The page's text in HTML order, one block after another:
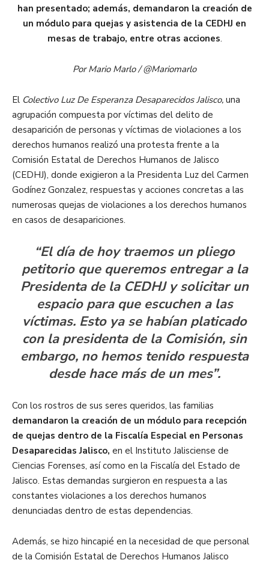
han presentado; además, demandaron la creación de
un módulo para quejas y asistencia de la CEDHJ en
mesas de trabajo, entre otras acciones.
Por Mario Marlo / @Mariomarlo
El Colectivo Luz De Esperanza Desaparecidos Jalisco, una
agrupación compuesta por víctimas del delito de
desaparición de personas y víctimas de violaciones a los
derechos humanos realizó una protesta frente a la
Comisión Estatal de Derechos Humanos de Jalisco
(CEDHJ), donde exigieron a la Presidenta Luz del Carmen
Godínez Gonzalez, respuestas y acciones concretas a las
numerosas quejas de violaciones a los derechos humanos
en casos de desapariciones.
“El día de hoy traemos un pliego
petitorio que queremos entregar a la
Presidenta de la CEDHJ y solicitar un
espacio para que escuchen a las
víctimas. Esto ya se habían platicado
con la presidenta de la Comisión, sin
embargo, no hemos tenido respuesta
desde hace más de un mes”.
Con los rostros de sus seres queridos, las familias
demandaron la creación de un módulo para recepción
de quejas dentro de la Fiscalía Especial en Personas
Desaparecidas Jalisco, en el Instituto Jalisciense de
Ciencias Forenses, así como en la Fiscalía del Estado de
Jalisco. Estas demandas surgieron en respuesta a las
constantes violaciones a los derechos humanos
denunciadas dentro de estas dependencias.
Además, se hizo hincapié en la necesidad de que personal
de la Comisión Estatal de Derechos Humanos Jalisco